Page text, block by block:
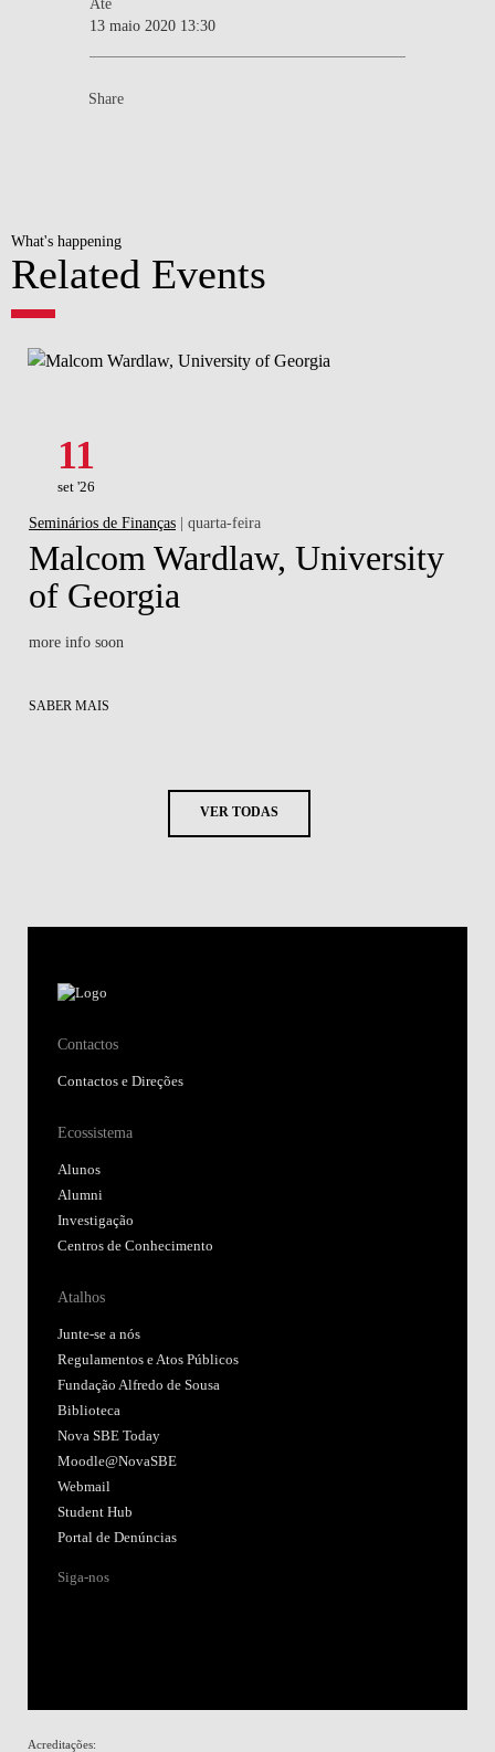
13 maio 2020 13:30
Share
What's happening
Related Events
11
set '26
Seminários de Finanças | quarta-feira
Malcom Wardlaw, University
of Georgia
more info soon
SABER MAIS
VER TODAS
Contactos
Contactos e Direções
Ecossistema
Alunos
Alumni
Investigação
Centros de Conhecimento
Atalhos
Junte-se a nós
Regulamentos e Atos Públicos
Fundação Alfredo de Sousa
Biblioteca
Nova SBE Today
Moodle@NovaSBE
Webmail
Student Hub
Portal de Denúncias
Siga-nos
Acreditações: